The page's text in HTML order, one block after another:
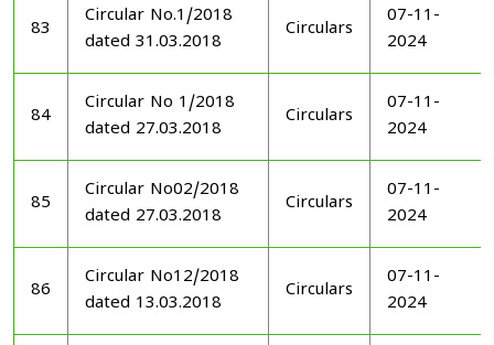
83
Circular No.1/2018
dated 31.03.2018
Circulars
07-11-
2024
84
Circular No 1/2018
dated 27.03.2018
Circulars
07-11-
2024
85
Circular No02/2018
dated 27.03.2018
Circulars
07-11-
2024
86
Circular No12/2018
dated 13.03.2018
Circulars
07-11-
2024